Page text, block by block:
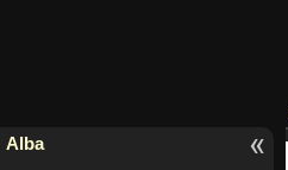
Alba